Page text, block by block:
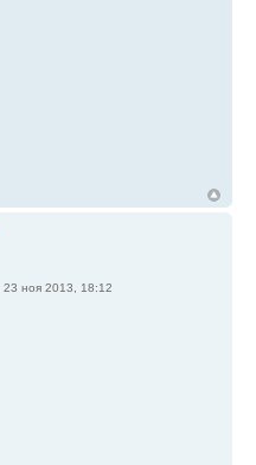
23 ноя 2013, 18:12